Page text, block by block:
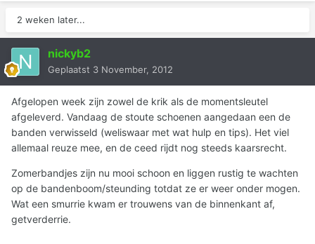
2 weken later...
nickyb2
Geplaatst 3 November, 2012
Afgelopen week zijn zowel de krik als de momentsleutel
afgeleverd. Vandaag de stoute schoenen aangedaan een de
banden verwisseld (weliswaar met wat hulp en tips). Het viel
allemaal reuze mee, en de ceed rijdt nog steeds kaarsrecht.
Zomerbandjes zijn nu mooi schoon en liggen rustig te wachten
op de bandenboom/steunding totdat ze er weer onder mogen.
Wat een smurrie kwam er trouwens van de binnenkant af,
getverderrie.